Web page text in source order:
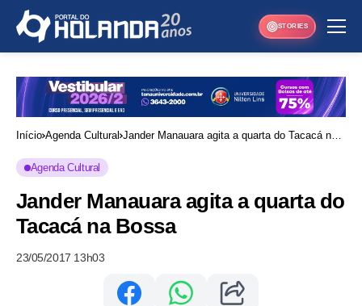
STORIES
Início Agenda Cultural Jander Manauara agita a quarta do Tacacá na
Agenda Cultural
Jander Manauara agita a quarta do
Tacacá na Bossa
23/05/2017 13h03